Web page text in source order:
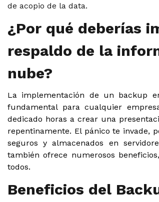
de acopio de la data.
¿Por qué deberías
respaldo de la
nube?
La implementación de un backup
fundamental para cualquier
dedicado horas a crear una
repentinamente. El pánico te invade,
seguros y almacenados en
también ofrece numerosos
todos.
Beneficios del